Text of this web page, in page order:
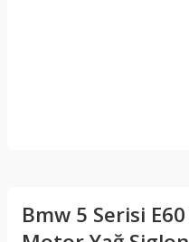
Bmw 5 Serisi